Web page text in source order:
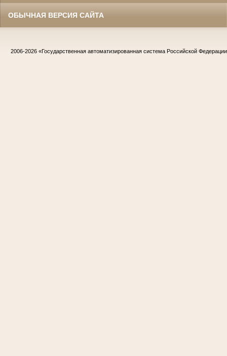
ОБЫЧНАЯ ВЕРСИЯ САЙТА
2006-2026 «Государственная автоматизированная система Российской